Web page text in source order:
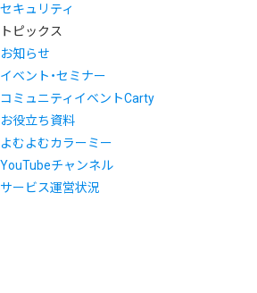
セキュリティ
トピックス
お知らせ
イベント・セミナー
コミュニティイベントCarty
お役立ち資料
よむよむカラーミー
YouTubeチャンネル
サービス運営状況